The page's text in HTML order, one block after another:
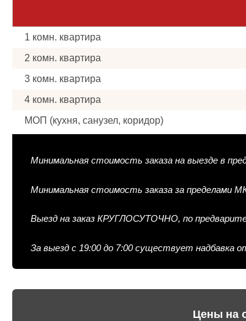
1 комн. квартира
2 комн. квартира
3 комн. квартира
4 комн. квартира
МОП (кухня, санузел, коридор)
Минимальная стоимость заказа на выезде в
Минимальная стоимость заказа за пределами
Выезд на заказ КРУГЛОСУТОЧНО, по
За выезд с 19:00 до 7:00 существует надбавка
Цены на